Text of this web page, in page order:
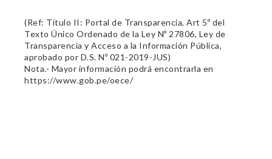
(Ref: Título II: Portal de Transparencia, Art 5º del
Texto Único Ordenado de la Ley Nº 27806, Ley de
Transparencia y Acceso a la Información Pública,
aprobado por D.S. Nº 021-2019-JUS)
Nota.- Mayor información podrá encontrarla en
https://www.gob.pe/oece/